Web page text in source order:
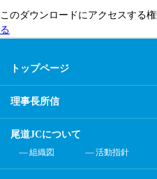
このダウンロードにアクセスする権
る
トップページ
理事長所信
尾道JCについて
組織図 活動指針